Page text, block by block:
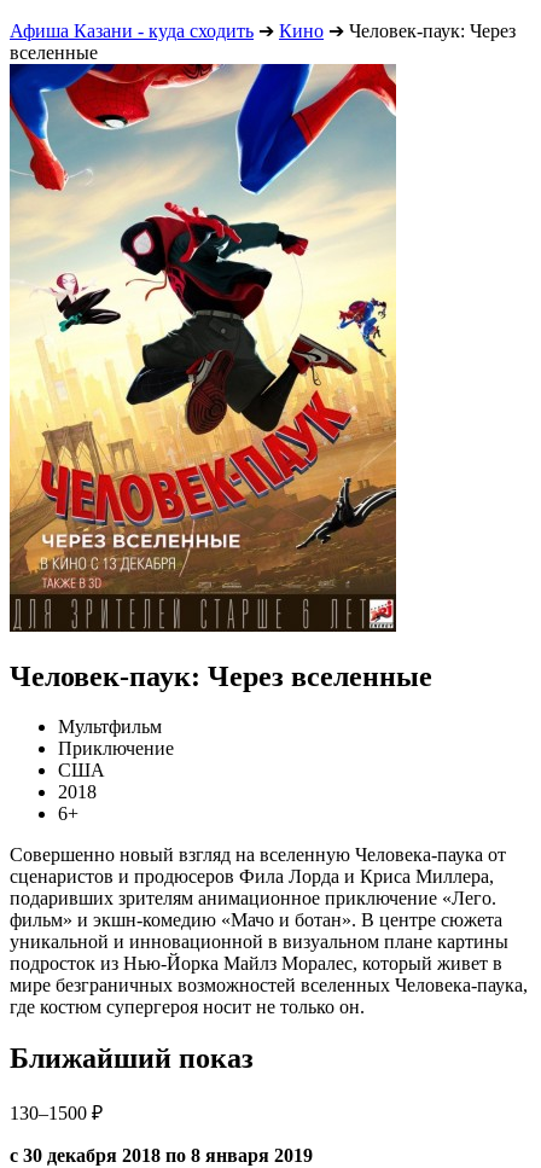
Афиша Казани - куда сходить ➔ Кино ➔ Человек-паук: Через
вселенные
Человек-паук: Через вселенные
Мультфильм
Приключение
США
2018
6+
Совершенно новый взгляд на вселенную Человека-паука от
сценаристов и продюсеров Фила Лорда и Криса Миллера,
подаривших зрителям анимационное приключение «Лего.
фильм» и экшн-комедию «Мачо и ботан». В центре сюжета
уникальной и инновационной в визуальном плане картины
подросток из Нью-Йорка Майлз Моралес, который живет в
мире безграничных возможностей вселенных Человека-паука,
где костюм супергероя носит не только он.
Ближайший показ
130–1500 ₽
с 30 декабря 2018 по 8 января 2019